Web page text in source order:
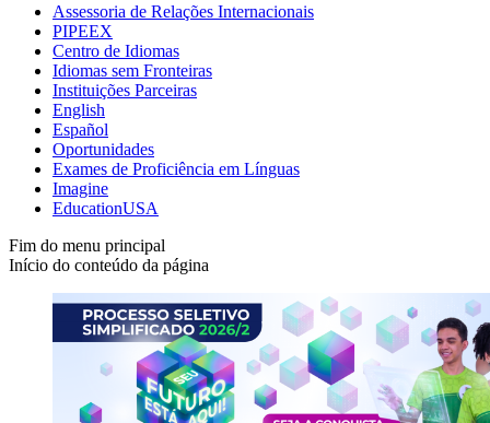
Assessoria de Relações Internacionais
PIPEEX
Centro de Idiomas
Idiomas sem Fronteiras
Instituições Parceiras
English
Español
Oportunidades
Exames de Proficiência em Línguas
Imagine
EducationUSA
Fim do menu principal
Início do conteúdo da página